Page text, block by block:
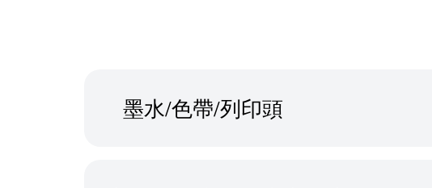
墨水/色帶/列印頭